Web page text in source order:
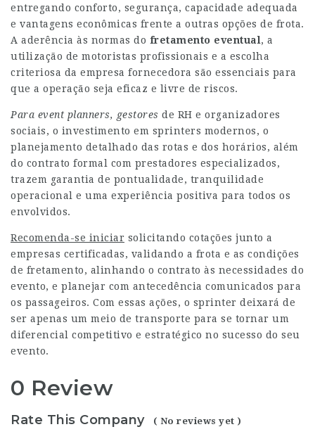
entregando conforto, segurança, capacidade adequada
e vantagens econômicas frente a outras opções de frota.
A aderência às normas do fretamento eventual , a
utilização de motoristas profissionais e a escolha
criteriosa da empresa fornecedora são essenciais para
que a operação seja eficaz e livre de riscos.
Para event planners, gestores de RH e organizadores
sociais, o investimento em sprinters modernos, o
planejamento detalhado das rotas e dos horários, além
do contrato formal com prestadores especializados,
trazem garantia de pontualidade, tranquilidade
operacional e uma experiência positiva para todos os
envolvidos.
Recomenda-se iniciar solicitando cotações junto a
empresas certificadas, validando a frota e as condições
de fretamento, alinhando o contrato às necessidades do
evento, e planejar com antecedência comunicados para
os passageiros. Com essas ações, o sprinter deixará de
ser apenas um meio de transporte para se tornar um
diferencial competitivo e estratégico no sucesso do seu
evento.
0 Review
Rate This Company ( No reviews yet )